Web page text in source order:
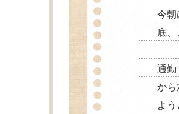
今朝
底
通勤
から
よ